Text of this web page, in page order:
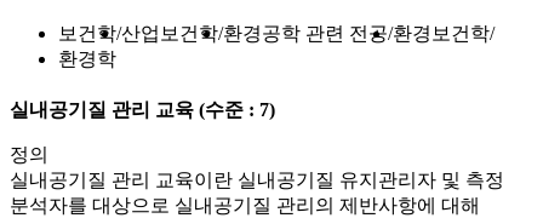
보건학 산업보건학 환경공학 관련 전공 환경보건학
환경학
실내공기질 관리 교육 (수준 : 7)
정의
실내공기질 관리 교육이란 실내공기질 유지관리자 및 측정
분석자를 대상으로 실내공기질 관리의 제반사항에 대해